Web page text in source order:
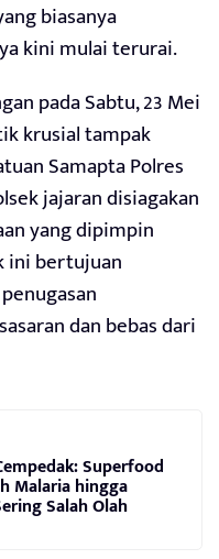
biasanya
kini mulai terurai.
pada Sabtu, 23 Mei
krusial tampak
Samapta Polres
jajaran disiagakan
yang dipimpin
ini bertujuan
dan bebas dari
Superfood
Malaria hingga
Salah Olah